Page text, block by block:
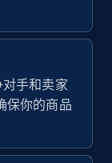
对手和卖家
保你的商品